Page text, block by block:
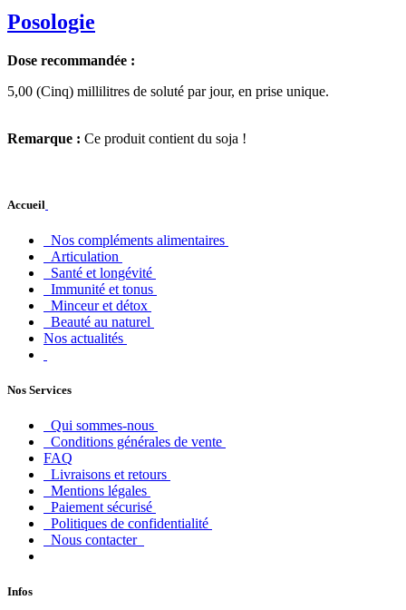
Posologie
Dose recommandée :
5,00 (Cinq) millilitres de soluté par jour, en prise unique.
Remarque : Ce produit contient du soja !
Accueil
Nos compléments alimentaires
Articulation
Santé et longévité
Immunité et tonus
Minceur et détox
Beauté au naturel
Nos actualités
Nos Services
Qui sommes-nous
Conditions générales de vente
FAQ
Livraisons et retours
Mentions légales
Paiement sécurisé
Politiques de confidentialité
Nous contacter
Infos